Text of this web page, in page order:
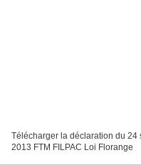
Télécharger la déclaration du
2013 FTM FILPAC Loi Florange